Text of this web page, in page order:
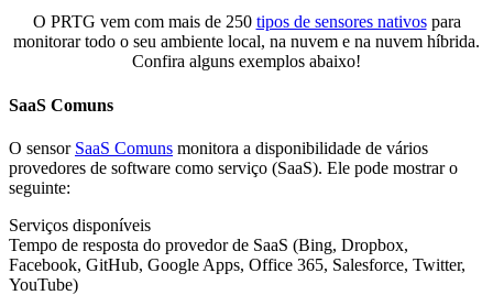
O PRTG vem com mais de 250 tipos de sensores nativospara
monitorar todo o seu ambiente local, na nuvem e na nuvem híbrida.
Confira alguns exemplos abaixo!
SaaS Comuns
O sensor SaaS Comuns monitora a disponibilidade de vários
provedores de software como serviço (SaaS). Ele pode mostrar o
seguinte:
Serviços disponíveis
Tempo de resposta do provedor de SaaS (Bing, Dropbox,
Facebook, GitHub, Google Apps, Office 365, Salesforce, Twitter,
YouTube)